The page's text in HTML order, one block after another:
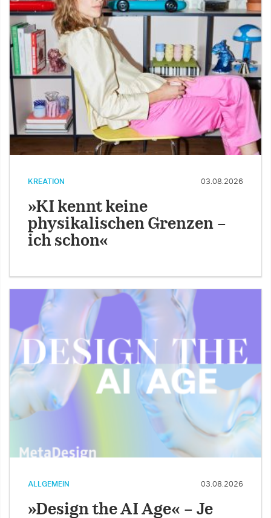
KREATION 03.08.2026
»KI kennt keine
physikalischen Grenzen –
ich schon«
ALLGEMEIN 03.08.2026
»Design the AI Age« – Je